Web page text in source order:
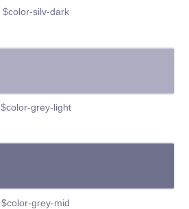
$color-silv-dark
$color-grey-light
$color-grey-mid